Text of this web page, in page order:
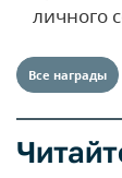
личного
Все награды